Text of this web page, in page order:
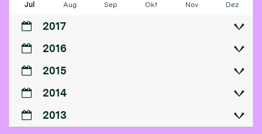
Jul Aug Sep Okt Nov Dez
2017
2016
2015
2014
2013